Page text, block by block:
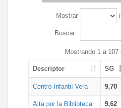
Mostrar
Buscar:
Mostrando 1 a 107
Descriptor SG
Centro Infantil Vera 9,70
Alta por la Biblioteca
9,62